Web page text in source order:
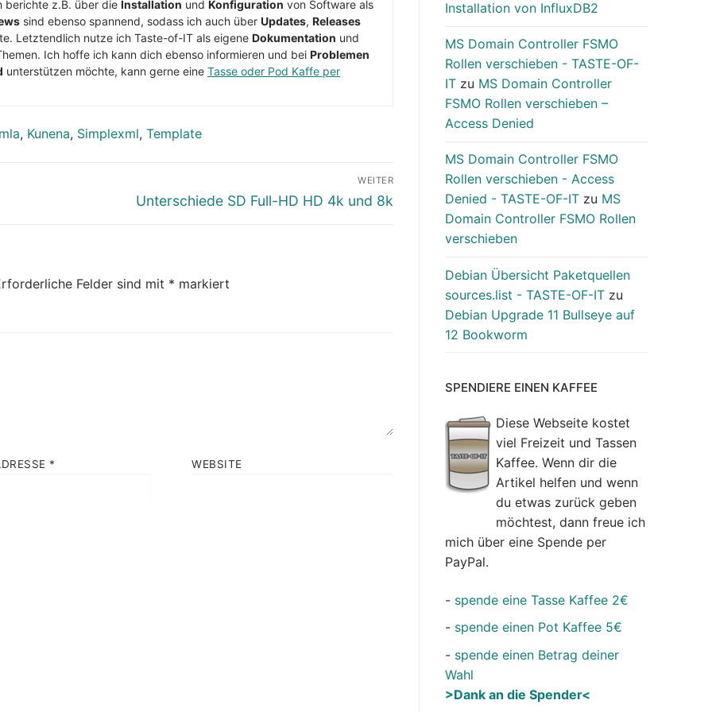
berichte z.B. über die Installation und Konfiguration von Software als
sind ebenso spannend, sodass ich auch über Updates, Releases
Letztendlich nutze ich Taste-of-IT als eigene Dokumentation und
Ich hoffe ich kann dich ebenso informieren und bei Problemen
unterstützen möchte, kann gerne eine Tasse oder Pod Kaffe per
, Kunena, Simplexml, Template
WEITER
Nächster
Unterschiede SD Full-HD HD 4k und 8k
Felder sind mit * markiert
* WEBSITE
Installation von InfluxDB2
MS Domain Controller FSMO
Rollen verschieben - TASTE-OF-
IT zu MS Domain Controller
FSMO Rollen verschieben –
Access Denied
MS Domain Controller FSMO
Rollen verschieben - Access
Denied - TASTE-OF-IT zu MS
Domain Controller FSMO Rollen
verschieben
Debian Übersicht Paketquellen
sources.list - TASTE-OF-IT zu
Debian Upgrade 11 Bullseye auf
12 Bookworm
SPENDIERE EINEN KAFFEE
Diese Webseite kostet
viel Freizeit und Tassen
Kaffee. Wenn dir die
Artikel helfen und wenn
du etwas zurück geben
möchtest, dann freue ich
mich über eine Spende per
PayPal.
- spende eine Tasse Kaffee 2€
- spende einen Pot Kaffee 5€
- spende einen Betrag deiner
Wahl
>Dank an die Spender<